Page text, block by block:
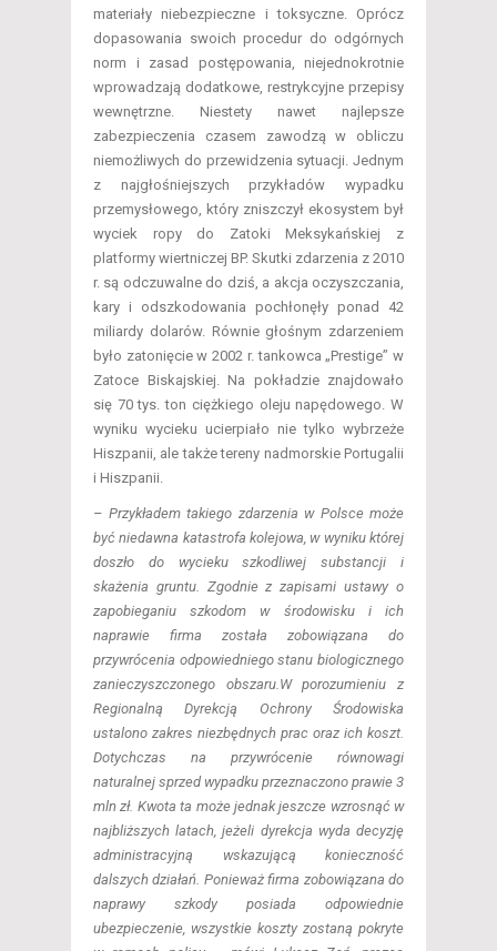
materiały niebezpieczne i toksyczne. Oprócz
dopasowania swoich procedur do odgórnych
norm i zasad postępowania, niejednokrotnie
wprowadzają dodatkowe, restrykcyjne przepisy
wewnętrzne. Niestety nawet najlepsze
zabezpieczenia czasem zawodzą w obliczu
niemożliwych do przewidzenia sytuacji. Jednym
z najgłośniejszych przykładów wypadku
przemysłowego, który zniszczył ekosystem był
wyciek ropy do Zatoki Meksykańskiej z
platformy wiertniczej BP. Skutki zdarzenia z 2010
r. są odczuwalne do dziś, a akcja oczyszczania,
kary i odszkodowania pochłonęły ponad 42
miliardy dolarów. Równie głośnym zdarzeniem
było zatonięcie w 2002 r. tankowca „Prestige” w
Zatoce Biskajskiej. Na pokładzie znajdowało
się 70 tys. ton ciężkiego oleju napędowego. W
wyniku wycieku ucierpiało nie tylko wybrzeże
Hiszpanii, ale także tereny nadmorskie Portugalii
i Hiszpanii.
– Przykładem takiego zdarzenia w Polsce może
być niedawna katastrofa kolejowa, w wyniku której
doszło do wycieku szkodliwej substancji i
skażenia gruntu. Zgodnie z zapisami ustawy o
zapobieganiu szkodom w środowisku i ich
naprawie firma została zobowiązana do
przywrócenia odpowiedniego stanu biologicznego
zanieczyszczonego obszaru.W porozumieniu z
Regionalną Dyrekcją Ochrony Środowiska
ustalono zakres niezbędnych prac oraz ich koszt.
Dotychczas na przywrócenie równowagi
naturalnej sprzed wypadku przeznaczono prawie 3
mln zł. Kwota ta może jednak jeszcze wzrosnąć w
najbliższych latach, jeżeli dyrekcja wyda decyzję
administracyjną wskazującą konieczność
dalszych działań. Ponieważ firma zobowiązana do
naprawy szkody posiada odpowiednie
ubezpieczenie, wszystkie koszty zostaną pokryte